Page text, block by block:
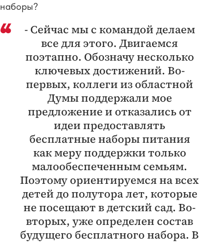
наборы?
- Сейчас мы с командой делаем
все для этого. Двигаемся
поэтапно. Обозначу несколько
ключевых достижений. Во-
первых, коллеги из областной
Думы поддержали мое
предложение и отказались от
идеи предоставлять
бесплатные наборы питания
как меру поддержки только
малообеспеченным семьям.
Поэтому ориентируемся на всех
детей до полутора лет, которые
не посещают в детский сад. Во-
вторых, уже определен состав
будущего бесплатного набора. В